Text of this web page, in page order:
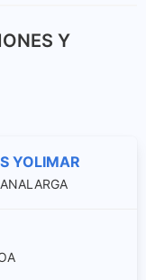
Y
YOLIMAR